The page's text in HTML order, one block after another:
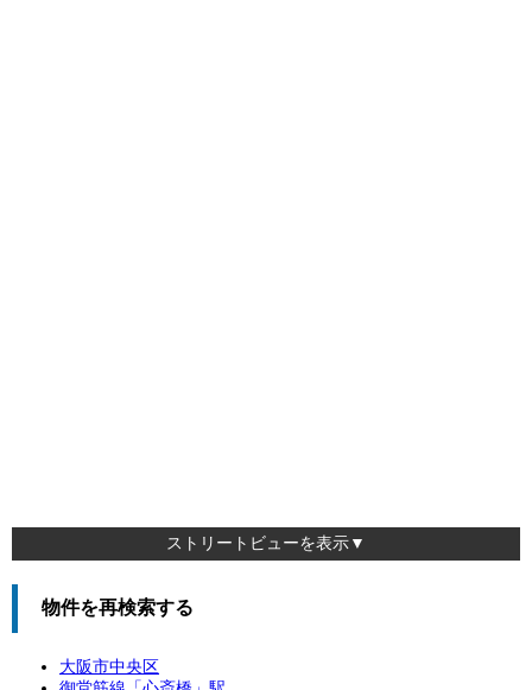
ストリートビューを表示▼
物件を再検索する
大阪市中央区